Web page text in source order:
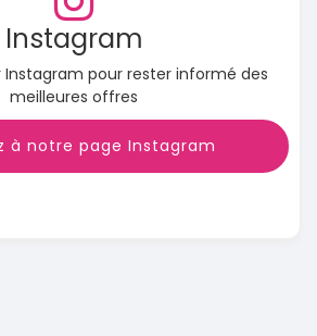
Instagram
Instagram pour rester informé des
meilleures offres
à notre page Instagram